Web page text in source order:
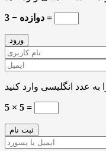
دوازده − 3 =
5 × 5 =